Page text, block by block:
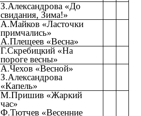
З.Александрова «До
свидания, Зима!»
А.Майков «Ласточки
примчались»
А.Плещеев «Весна»
Г.Скребицкий «На
пороге весны»
А.Чехов «Весной»
З.Александрова
«Капель»
М.Пришив «Жаркий
час»
Ф.Тютчев «Весенние